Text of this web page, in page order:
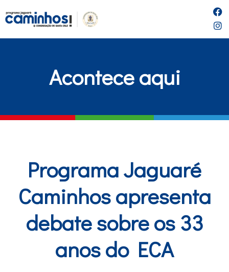
Acontece aqui
Programa Jaguaré
Caminhos apresenta
debate sobre os 33
anos do ECA